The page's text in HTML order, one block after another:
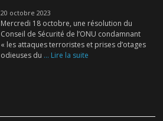
20 octobre 2023
Mercredi 18 octobre, une résolution du
Conseil de Sécurité de l’ONU condamnant
« les attaques terroristes et prises d’otages
odieuses du ... Lire la suite